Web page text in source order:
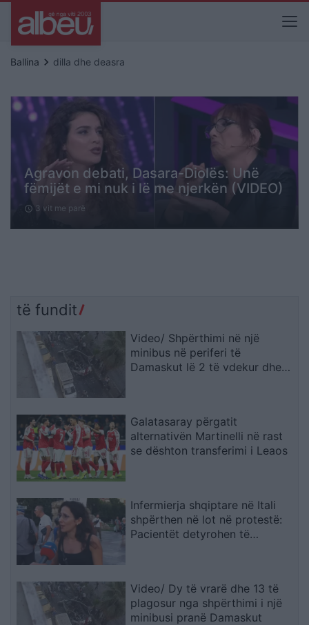
Ballina keyboard_arrow_right dilla dhe deasra
Agravon debati, Dasara-Diolës: Unë
fëmijët e mi nuk i lë me njerkën (VIDEO)
schedule 3 vit me parë
të fundit
Video/ Shpërthimi në një
minibus në periferi të
Damaskut lë 2 të vdekur dhe
Galatasaray përgatit
alternativën Martinelli në rast
se dështon transferimi i Leaos
Infermierja shqiptare në Itali
shpërthen në lot në protestë:
Pacientët detyrohen të
Video/ Dy të vrarë dhe 13 të
plagosur nga shpërthimi i një
minibusi pranë Damaskut